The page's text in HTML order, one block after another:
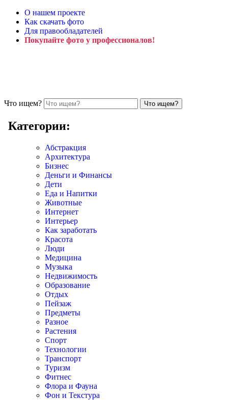
О нашем проекте
Как скачать фото
Для правообладателей
Покупайте фото у профессионалов!
Что ищем?
Категории:
Абстракция
Архитектура
Бизнес
Деньги и Финансы
Дети
Еда и Напитки
Животные
Интернет
Интерьер
Как заработать
Красота
Люди
Медицина
Музыка
Недвижимость
Образование
Отдых
Пейзаж
Предметы
Разное
Растения
Спорт
Технологии
Транспорт
Туризм
Фитнес
Флора и Фауна
Фон и Текстура